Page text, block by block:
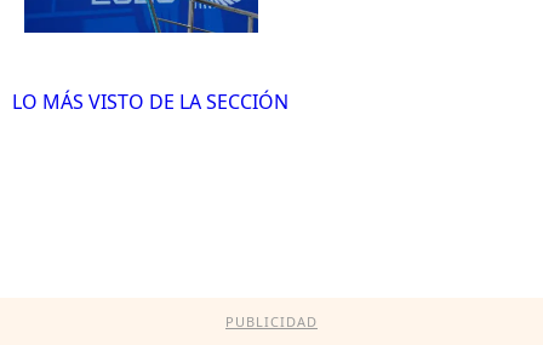
LO MÁS VISTO DE LA SECCIÓN
PUBLICIDAD